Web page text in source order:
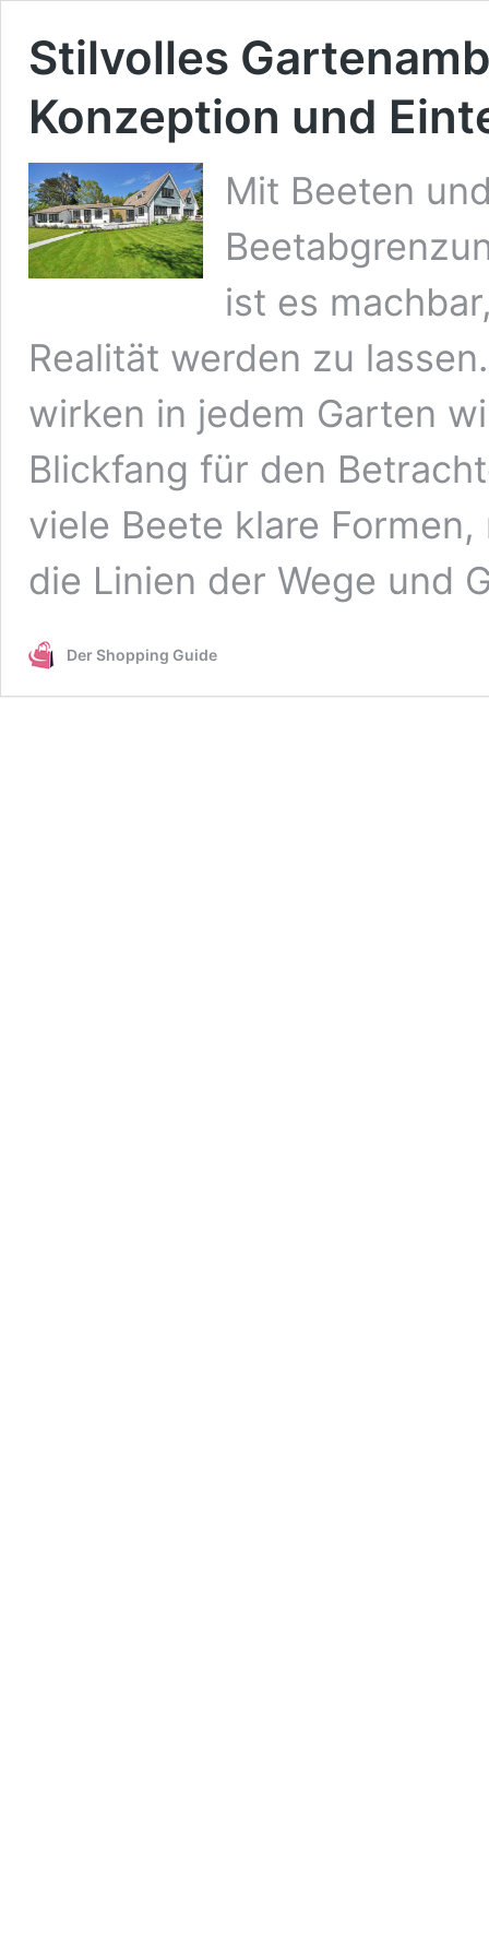
Stilvolles
Konzeption und
Mit Beeten
ist es
Realität werden zu
wirken in jedem Garten
Blickfang für den
viele Beete klare
die Linien der Wege und
Der Shopping Guide